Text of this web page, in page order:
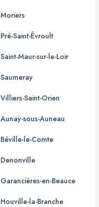
Moriers
Pré-Saint-Évroult
Saint-Maur-sur-le-Loir
Saumeray
Villiers-Saint-Orien
Aunay-sous-Auneau
Béville-le-Comte
Denonville
Garancières-en-Beauce
Houville-la-Branche